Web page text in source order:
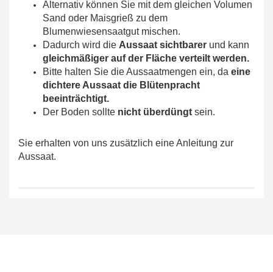
Alternativ können Sie mit dem gleichen Volumen
Sand oder Maisgrieß zu dem
Blumenwiesensaatgut mischen.
Dadurch wird die Aussaat sichtbarer und kann
gleichmäßiger auf der Fläche verteilt werden.
Bitte halten Sie die Aussaatmengen ein, da eine
dichtere Aussaat die Blütenpracht
beeinträchtigt.
Der Boden sollte nicht überdüngt sein.
Sie erhalten von uns zusätzlich eine Anleitung zur
Aussaat.